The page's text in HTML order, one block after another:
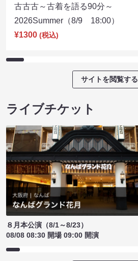
古古古～古着を語る90分～
2026Summer（8/9 18:00）
¥1300 (税込)
サイトを閲覧する
ライブチケット
８月本公演（8/1～8/23）
08/08 08:30 開場 09:00 開演